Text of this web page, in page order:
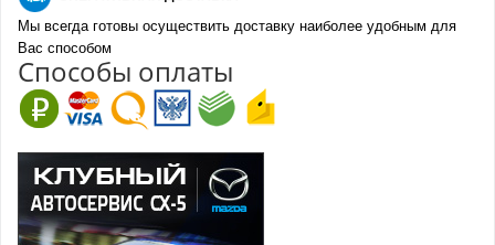
Мы всегда готовы осуществить доставку наиболее удобным для
Вас способом
Способы оплаты